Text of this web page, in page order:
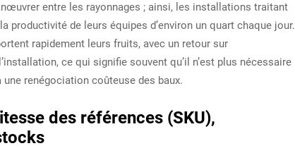
entre les rayonnages ; ainsi, les installations traitant
productivité de leurs équipes d’environ un quart chaque jour.
rapidement leurs fruits, avec un retour sur
ce qui signifie souvent qu’il n’est plus nécessaire
renégociation coûteuse des baux.
des références (SKU),